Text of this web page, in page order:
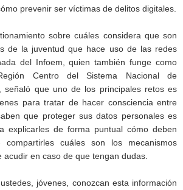
prevenir ser víctimas de delitos digitales.
sobre cuáles considera que son
de la juventud que hace uso de las redes
del Infoem, quien también funge como
Centro del Sistema Nacional de
señaló que uno de los principales retos es
para tratar de hacer consciencia entre
que proteger sus datos personales es
explicarles de forma puntual cómo deben
compartirles cuáles son los mecanismos
acudir en caso de que tengan dudas.
jóvenes, conozcan esta información